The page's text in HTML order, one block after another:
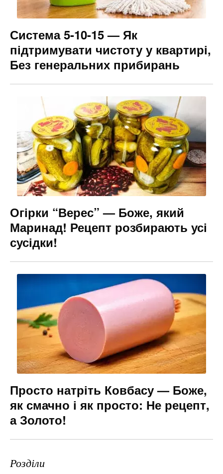
Система 5-10-15 — Як
підтримувати чистоту у квартирі,
Без генеральних прибирань
Огірки “Верес” — Боже, який
Маринад! Рецепт розбирають усі
сусідки!
Просто натріть Ковбасу — Боже,
як смачно і як просто: Не рецепт,
а Золото!
Розділи